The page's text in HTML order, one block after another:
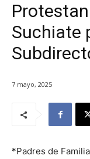
Suchiate
7 mayo, 2025
*Padres de